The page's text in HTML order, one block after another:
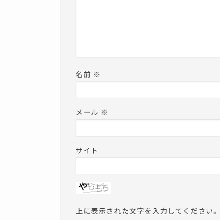
名前 ※
メール ※
サイト
上に表示された文字を入力してください